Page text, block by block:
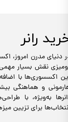
رانر
دنیای مدرن امروز،
نقش بسیار
اکسسوری‌ها با
و هماهنگی
به‌ویژه، با
برای تزیین